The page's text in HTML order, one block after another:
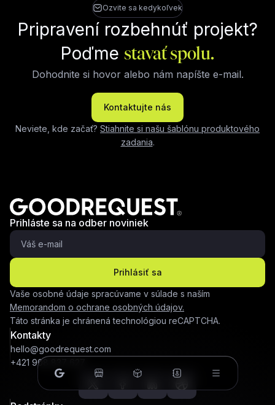
Ozvite sa kedykoľvek
Pripravení rozbehnúť projekt?
Poďmestavať spolu.
Dohodnite si hovor alebo nám napíšte e-mail.
Kontaktujte nás
Neviete, kde začať? Stiahnite si našu šablónu produktového
zadania.
Prihláste sa na odber noviniek
Prihlásiť sa
Vaše osobné údaje spracúvame v súlade s naším
Memorandom o ochrane osobných údajov.
Táto stránka je chránená technológiou reCAPTCHA.
Kontakty
hello@goodrequest.com
+421 908 837 627